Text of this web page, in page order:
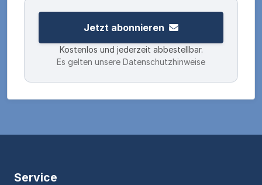
Jetzt abonnieren
Kostenlos und jederzeit abbestellbar.
Es gelten unsere Datenschutzhinweise
Service